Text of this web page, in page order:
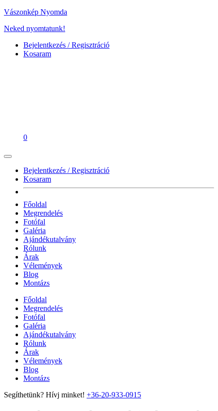
Vászonkép Nyomda
Neked nyomtatunk!
Bejelentkezés / Regisztráció
Kosaram
0
Bejelentkezés / Regisztráció
Kosaram
Főoldal
Megrendelés
Fotófal
Galéria
Ajándékutalvány
Rólunk
Árak
Vélemények
Blog
Montázs
Főoldal
Megrendelés
Fotófal
Galéria
Ajándékutalvány
Rólunk
Árak
Vélemények
Blog
Montázs
Segíthetünk? Hívj minket! +36-20-933-0915